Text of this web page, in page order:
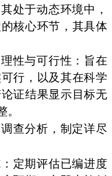
处于动态环境中，
核心环节，其具体
性与可行性：旨在
行，以及其在科学
证结果显示目标无
查分析，制定详尽
定期评估已编进度